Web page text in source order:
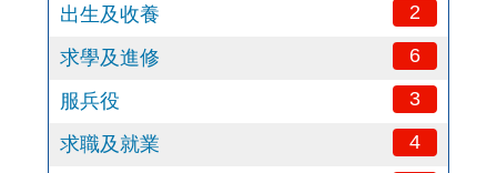
出生及收養 2
求學及進修 6
服兵役 3
求職及就業 4